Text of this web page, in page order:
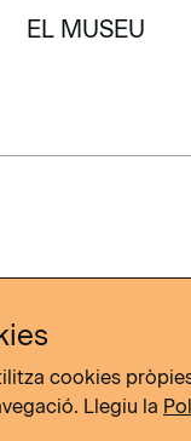
APRENDRE
EL MUSEU
cookies
Llegiu la